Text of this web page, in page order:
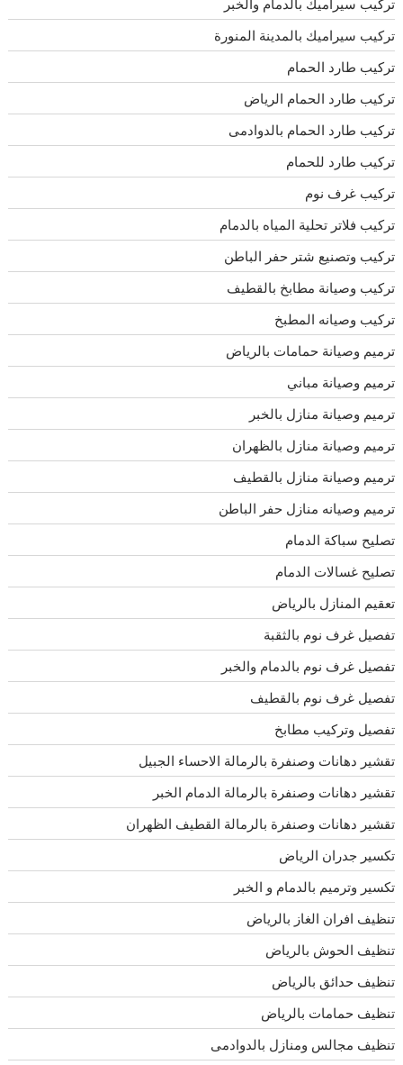
تركيب سيراميك بالمدينة المنورة
تركيب طارد الحمام
تركيب طارد الحمام الرياض
تركيب طارد الحمام بالدوادمى
تركيب طارد للحمام
تركيب غرف نوم
تركيب فلاتر تحلية المياه بالدمام
تركيب وتصنيع شتر حفر الباطن
تركيب وصيانة مطابخ بالقطيف
تركيب وصيانه المطبخ
ترميم وصيانة حمامات بالرياض
ترميم وصيانة مباني
ترميم وصيانة منازل بالخبر
ترميم وصيانة منازل بالظهران
ترميم وصيانة منازل بالقطيف
ترميم وصيانه منازل حفر الباطن
تصليح سباكة الدمام
تصليح غسالات الدمام
تعقيم المنازل بالرياض
تفصيل غرف نوم بالثقبة
تفصيل غرف نوم بالدمام والخبر
تفصيل غرف نوم بالقطيف
تفصيل وتركيب مطابخ
تقشير دهانات وصنفرة بالرمالة الاحساء الجبيل
تقشير دهانات وصنفرة بالرمالة الدمام الخبر
تقشير دهانات وصنفرة بالرمالة القطيف الظهران
تكسير جدران الرياض
تكسير وترميم بالدمام و الخبر
تنظيف افران الغاز بالرياض
تنظيف الحوش بالرياض
تنظيف حدائق بالرياض
تنظيف حمامات بالرياض
تنظيف مجالس ومنازل بالدوادمى